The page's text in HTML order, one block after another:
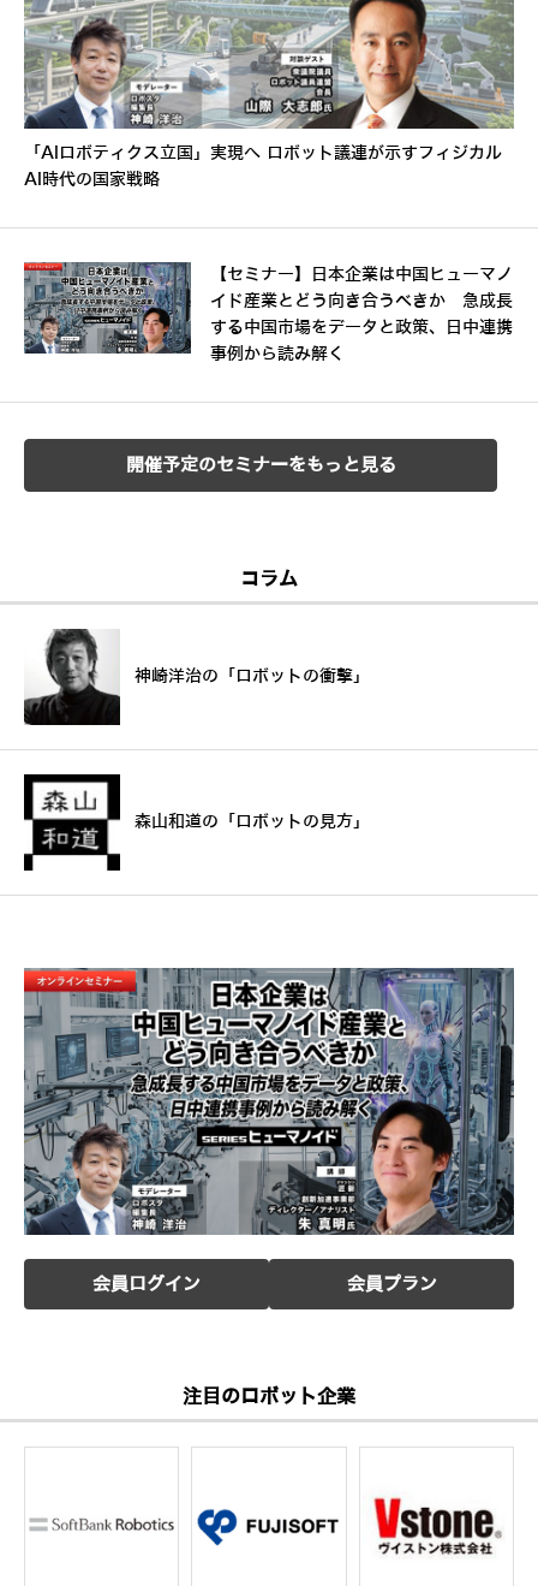
「AIロボティクス立国」実現へ ロボット議連が示すフィジカル
AI時代の国家戦略
【セミナー】日本企業は中国ヒューマノ
イド産業とどう向き合うべきか 急成長
する中国市場をデータと政策、日中連携
事例から読み解く
開催予定のセミナーをもっと見る
コラム
神崎洋治の「ロボットの衝撃」
森山和道の「ロボットの見方」
会員ログイン 会員プラン
注目のロボット企業